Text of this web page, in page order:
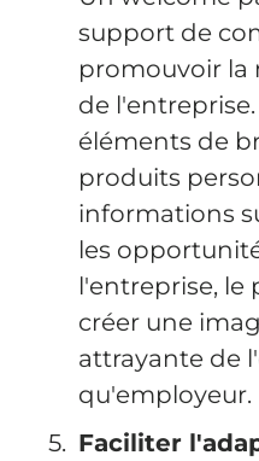
support de
promouvoir la
de
éléments de
produits
informations
les
l'entreprise, le
créer une
attrayante de
qu'employeur.
Faciliter